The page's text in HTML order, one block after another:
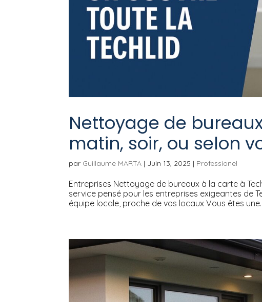
Nettoyage de
matin, soir, ou selon
par Guillaume MARTA | Juin 13, 2025 | Professionel
Entreprises Nettoyage de bureaux à la carte à
service pensé pour les entreprises exigeantes de
équipe locale, proche de vos locaux Vous êtes